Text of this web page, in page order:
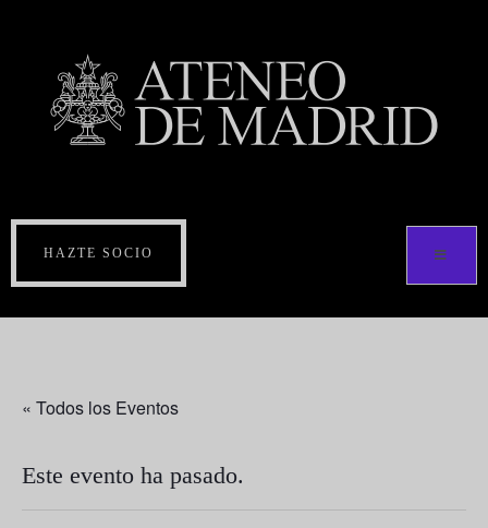
HAZTE SOCIO
« Todos los Eventos
Este evento ha pasado.